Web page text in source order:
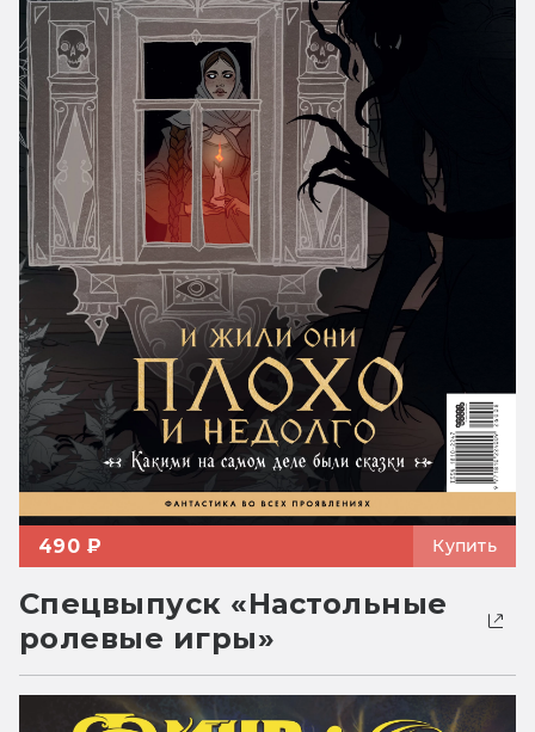
490 ₽ Купить
Спецвыпуск «Настольные
ролевые игры»